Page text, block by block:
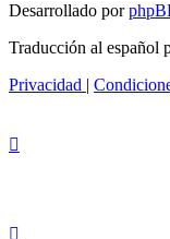
Desarrollado por
Traducción al español
Privacidad